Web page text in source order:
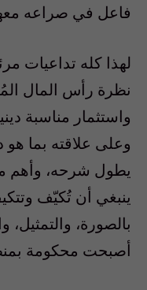
فاعل في صراعه
لهذا كله تداعيات
نظرة رأس المال
واستثمار مناسبة
وعلى علاقته بما
يطول شرحه، وأهم
ينبغي أن تُكيّف
بالصورة،
أصبحت محكومة